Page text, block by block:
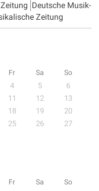
Deutsche Musik-
Zeitung
Fr Sa So
4 5
6
11 12
13
18 19
20
25 26
27
Fr Sa So